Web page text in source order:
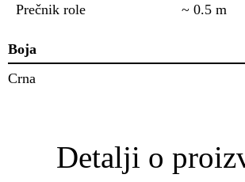
Prečnik role ~ 0.5 m
Boja
Crna
Detalji o